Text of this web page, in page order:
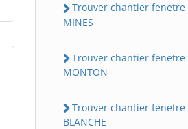
Trouver chantier fenetre
MINES
Trouver chantier fenetre
MONTON
Trouver chantier fenetre
BLANCHE